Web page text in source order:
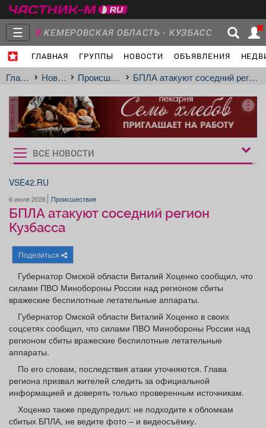
☰ КЕМЕРОВСКАЯ ОБЛАСТЬ - КУЗБАСС
ГЛАВНАЯ ГРУППЫ НОВОСТИ ОБЪЯВЛЕНИЯ
Главная
Объявления Недвижимость Услуги
Работа
Афиша Обучение Проекты
Товары Поздравления Погода
ТВ программа Я - пенсионер
Главная Новости Происшествия БПЛА атакуют соседний регион Кузбасса
реклама
Рукбрики
новостей
ВСЕ НОВОСТИ
VSE42.RU
6 июля 2026 Происшествия
БПЛА атакуют соседний регион
Кузбасса
Поделиться
Губернатор Омской области Виталий Хоценко сообщил, что
силами ПВО Минобороны России над регионом сбиты
вражеские беспилотные летательные аппараты.
Губернатор Омской области Виталий Хоценко в своих
соцсетях сообщил, что силами ПВО Минобороны России над
регионом сбиты вражеские беспилотные летательные
аппараты.
По его словам, последствия атаки уточняются. Глава
региона призвал жителей следить за официальной
информацией и доверять только проверенным источникам.
Хоценко также предупредил: не подходите к обломкам
сбитых БПЛА, не ведите фото – и видеосъёмку.